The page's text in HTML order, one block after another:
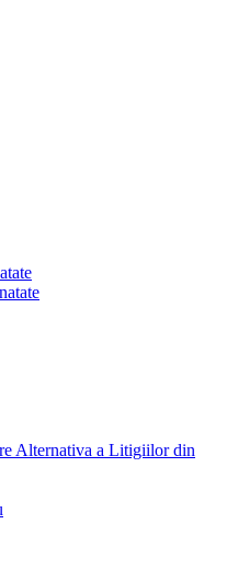
Alternativa a Litigiilor din